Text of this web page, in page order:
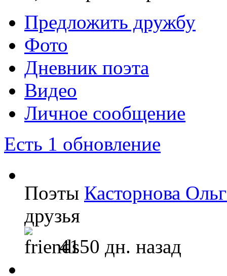
Предложить дружбу
Фото
Дневник поэта
Видео
Личное сообщение
Есть 1 обновление
Поэты Касторнова
друзья
4150 дн. назад